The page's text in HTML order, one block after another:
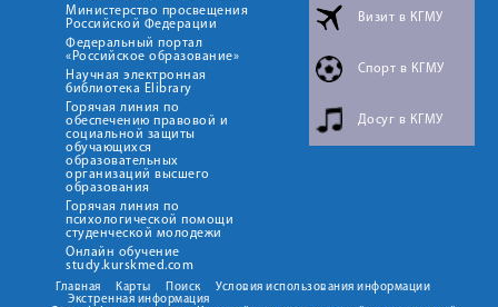
Министерство просвещения
Российской Федерации
Федеральный портал
«Российское образование»
Научная электронная
библиотека Elibrary
Горячая линия по
обеспечению правовой и
социальной защиты
обучающихся
образовательных
организаций высшего
образования
Горячая линия по
психологической помощи
студенческой молодежи
Онлайн обучение
study.kurskmed.com
Визит в КГМУ
Спорт в КГМУ
Досуг в КГМУ
Главная Карты Поиск
Условия использования информации
Экстренная информация